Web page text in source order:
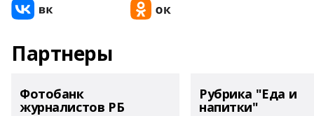
Партнеры
Фотобанк
журналистов РБ
Рубрика "Еда и
напитки"